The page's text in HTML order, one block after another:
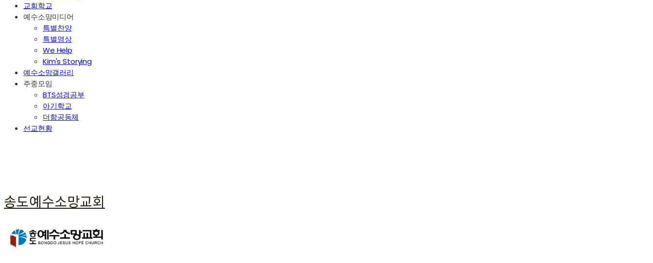
교회학교
예수소망미디어
특별찬양
특별영상
We Help
Kim's Storying
예수소망갤러리
주중모임
BTS성경공부
아기학교
더함공동체
선교현황
송도예수소망교회